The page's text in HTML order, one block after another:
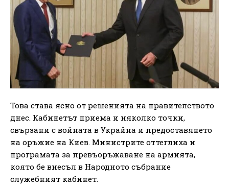
Това става ясно от решенията на правителството
днес. Кабинетът приема и няколко точки,
свързани с войната в Украйна и предоставянето
на оръжие на Киев. Министрите оттеглиха и
програмата за превъоръжаване на армията,
която бе внесъл в Народното събрание
служебният кабинет.